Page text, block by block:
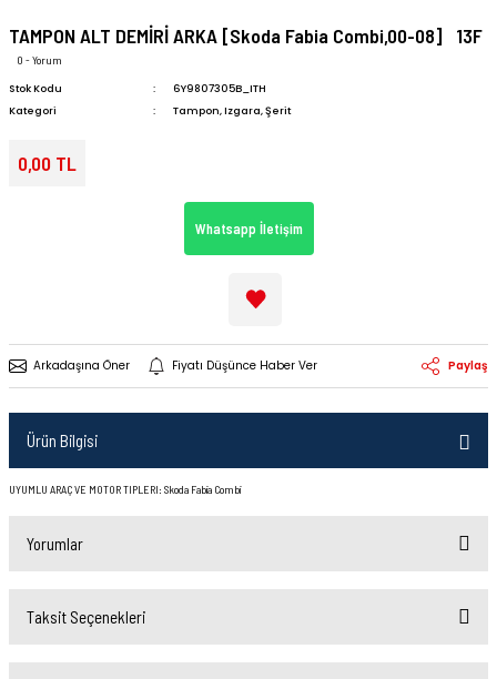
TAMPON ALT DEMİRİ ARKA [Skoda Fabia Combi,00-08] 13F
0 - Yorum
Stok Kodu
6Y9807305B_ITH
Kategori
Tampon, Izgara, Şerit
0,00 TL
Whatsapp İletişim
Arkadaşına Öner Fiyatı Düşünce Haber Ver Paylaş
Ürün Bilgisi
UYUMLU ARAÇ VE MOTOR TIPLERI: Skoda Fabia Combi
Yorumlar
Taksit Seçenekleri